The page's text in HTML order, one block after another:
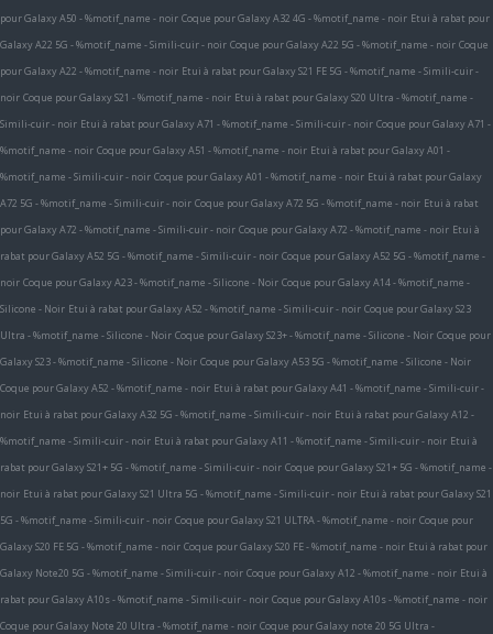
pour Galaxy A50 - %motif_name - noir Coque pour Galaxy A32 4G - %motif_name - noir Etui à rabat pour
Galaxy A22 5G - %motif_name - Simili-cuir - noir Coque pour Galaxy A22 5G - %motif_name - noir Coque
pour Galaxy A22 - %motif_name - noir Etui à rabat pour Galaxy S21 FE 5G - %motif_name - Simili-cuir -
noir Coque pour Galaxy S21 - %motif_name - noir Etui à rabat pour Galaxy S20 Ultra - %motif_name -
Simili-cuir - noir Etui à rabat pour Galaxy A71 - %motif_name - Simili-cuir - noir Coque pour Galaxy A71 -
%motif_name - noir Coque pour Galaxy A51 - %motif_name - noir Etui à rabat pour Galaxy A01 -
%motif_name - Simili-cuir - noir Coque pour Galaxy A01 - %motif_name - noir Etui à rabat pour Galaxy
A72 5G - %motif_name - Simili-cuir - noir Coque pour Galaxy A72 5G - %motif_name - noir Etui à rabat
pour Galaxy A72 - %motif_name - Simili-cuir - noir Coque pour Galaxy A72 - %motif_name - noir Etui à
rabat pour Galaxy A52 5G - %motif_name - Simili-cuir - noir Coque pour Galaxy A52 5G - %motif_name -
noir Coque pour Galaxy A23 - %motif_name - Silicone - Noir Coque pour Galaxy A14 - %motif_name -
Silicone - Noir Etui à rabat pour Galaxy A52 - %motif_name - Simili-cuir - noir Coque pour Galaxy S23
Ultra - %motif_name - Silicone - Noir Coque pour Galaxy S23+ - %motif_name - Silicone - Noir Coque pour
Galaxy S23 - %motif_name - Silicone - Noir Coque pour Galaxy A53 5G - %motif_name - Silicone - Noir
Coque pour Galaxy A52 - %motif_name - noir Etui à rabat pour Galaxy A41 - %motif_name - Simili-cuir -
noir Etui à rabat pour Galaxy A32 5G - %motif_name - Simili-cuir - noir Etui à rabat pour Galaxy A12 -
%motif_name - Simili-cuir - noir Etui à rabat pour Galaxy A11 - %motif_name - Simili-cuir - noir Etui à
rabat pour Galaxy S21+ 5G - %motif_name - Simili-cuir - noir Coque pour Galaxy S21+ 5G - %motif_name -
noir Etui à rabat pour Galaxy S21 Ultra 5G - %motif_name - Simili-cuir - noir Etui à rabat pour Galaxy S21
5G - %motif_name - Simili-cuir - noir Coque pour Galaxy S21 ULTRA - %motif_name - noir Coque pour
Galaxy S20 FE 5G - %motif_name - noir Coque pour Galaxy S20 FE - %motif_name - noir Etui à rabat pour
Galaxy Note20 5G - %motif_name - Simili-cuir - noir Coque pour Galaxy A12 - %motif_name - noir Etui à
rabat pour Galaxy A10s - %motif_name - Simili-cuir - noir Coque pour Galaxy A10s - %motif_name - noir
Coque pour Galaxy Note 20 Ultra - %motif_name - noir Coque pour Galaxy note 20 5G Ultra -